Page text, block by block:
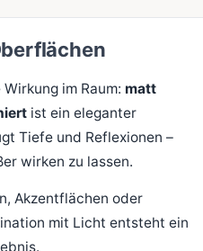
im Raum: matt
ist ein eleganter
Tiefe und Reflexionen –
wirken zu lassen.
Akzentflächen oder
mit Licht entsteht ein